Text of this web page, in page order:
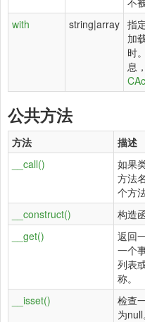
with
string|array 指
加
时
息
公共方法
方法 描述
__call()
如果
方法
个方法
__construct() 构造
__get()
返回
一个
列表
称。
__isset()
检查
为null